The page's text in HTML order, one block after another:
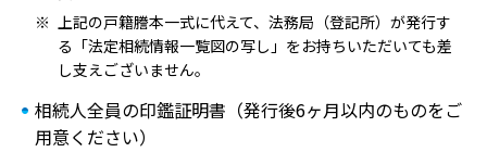
上記の戸籍謄本一式に代えて、法務局（登記所）が発行す
る「法定相続情報一覧図の写し」をお持ちいただいても差
し支えございません。
相続人全員の印鑑証明書（発行後6ヶ月以内のものをご
用意ください）